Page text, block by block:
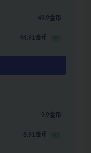
49.9金币
44.91金币 9折
9.9金币
8.91金币 9折